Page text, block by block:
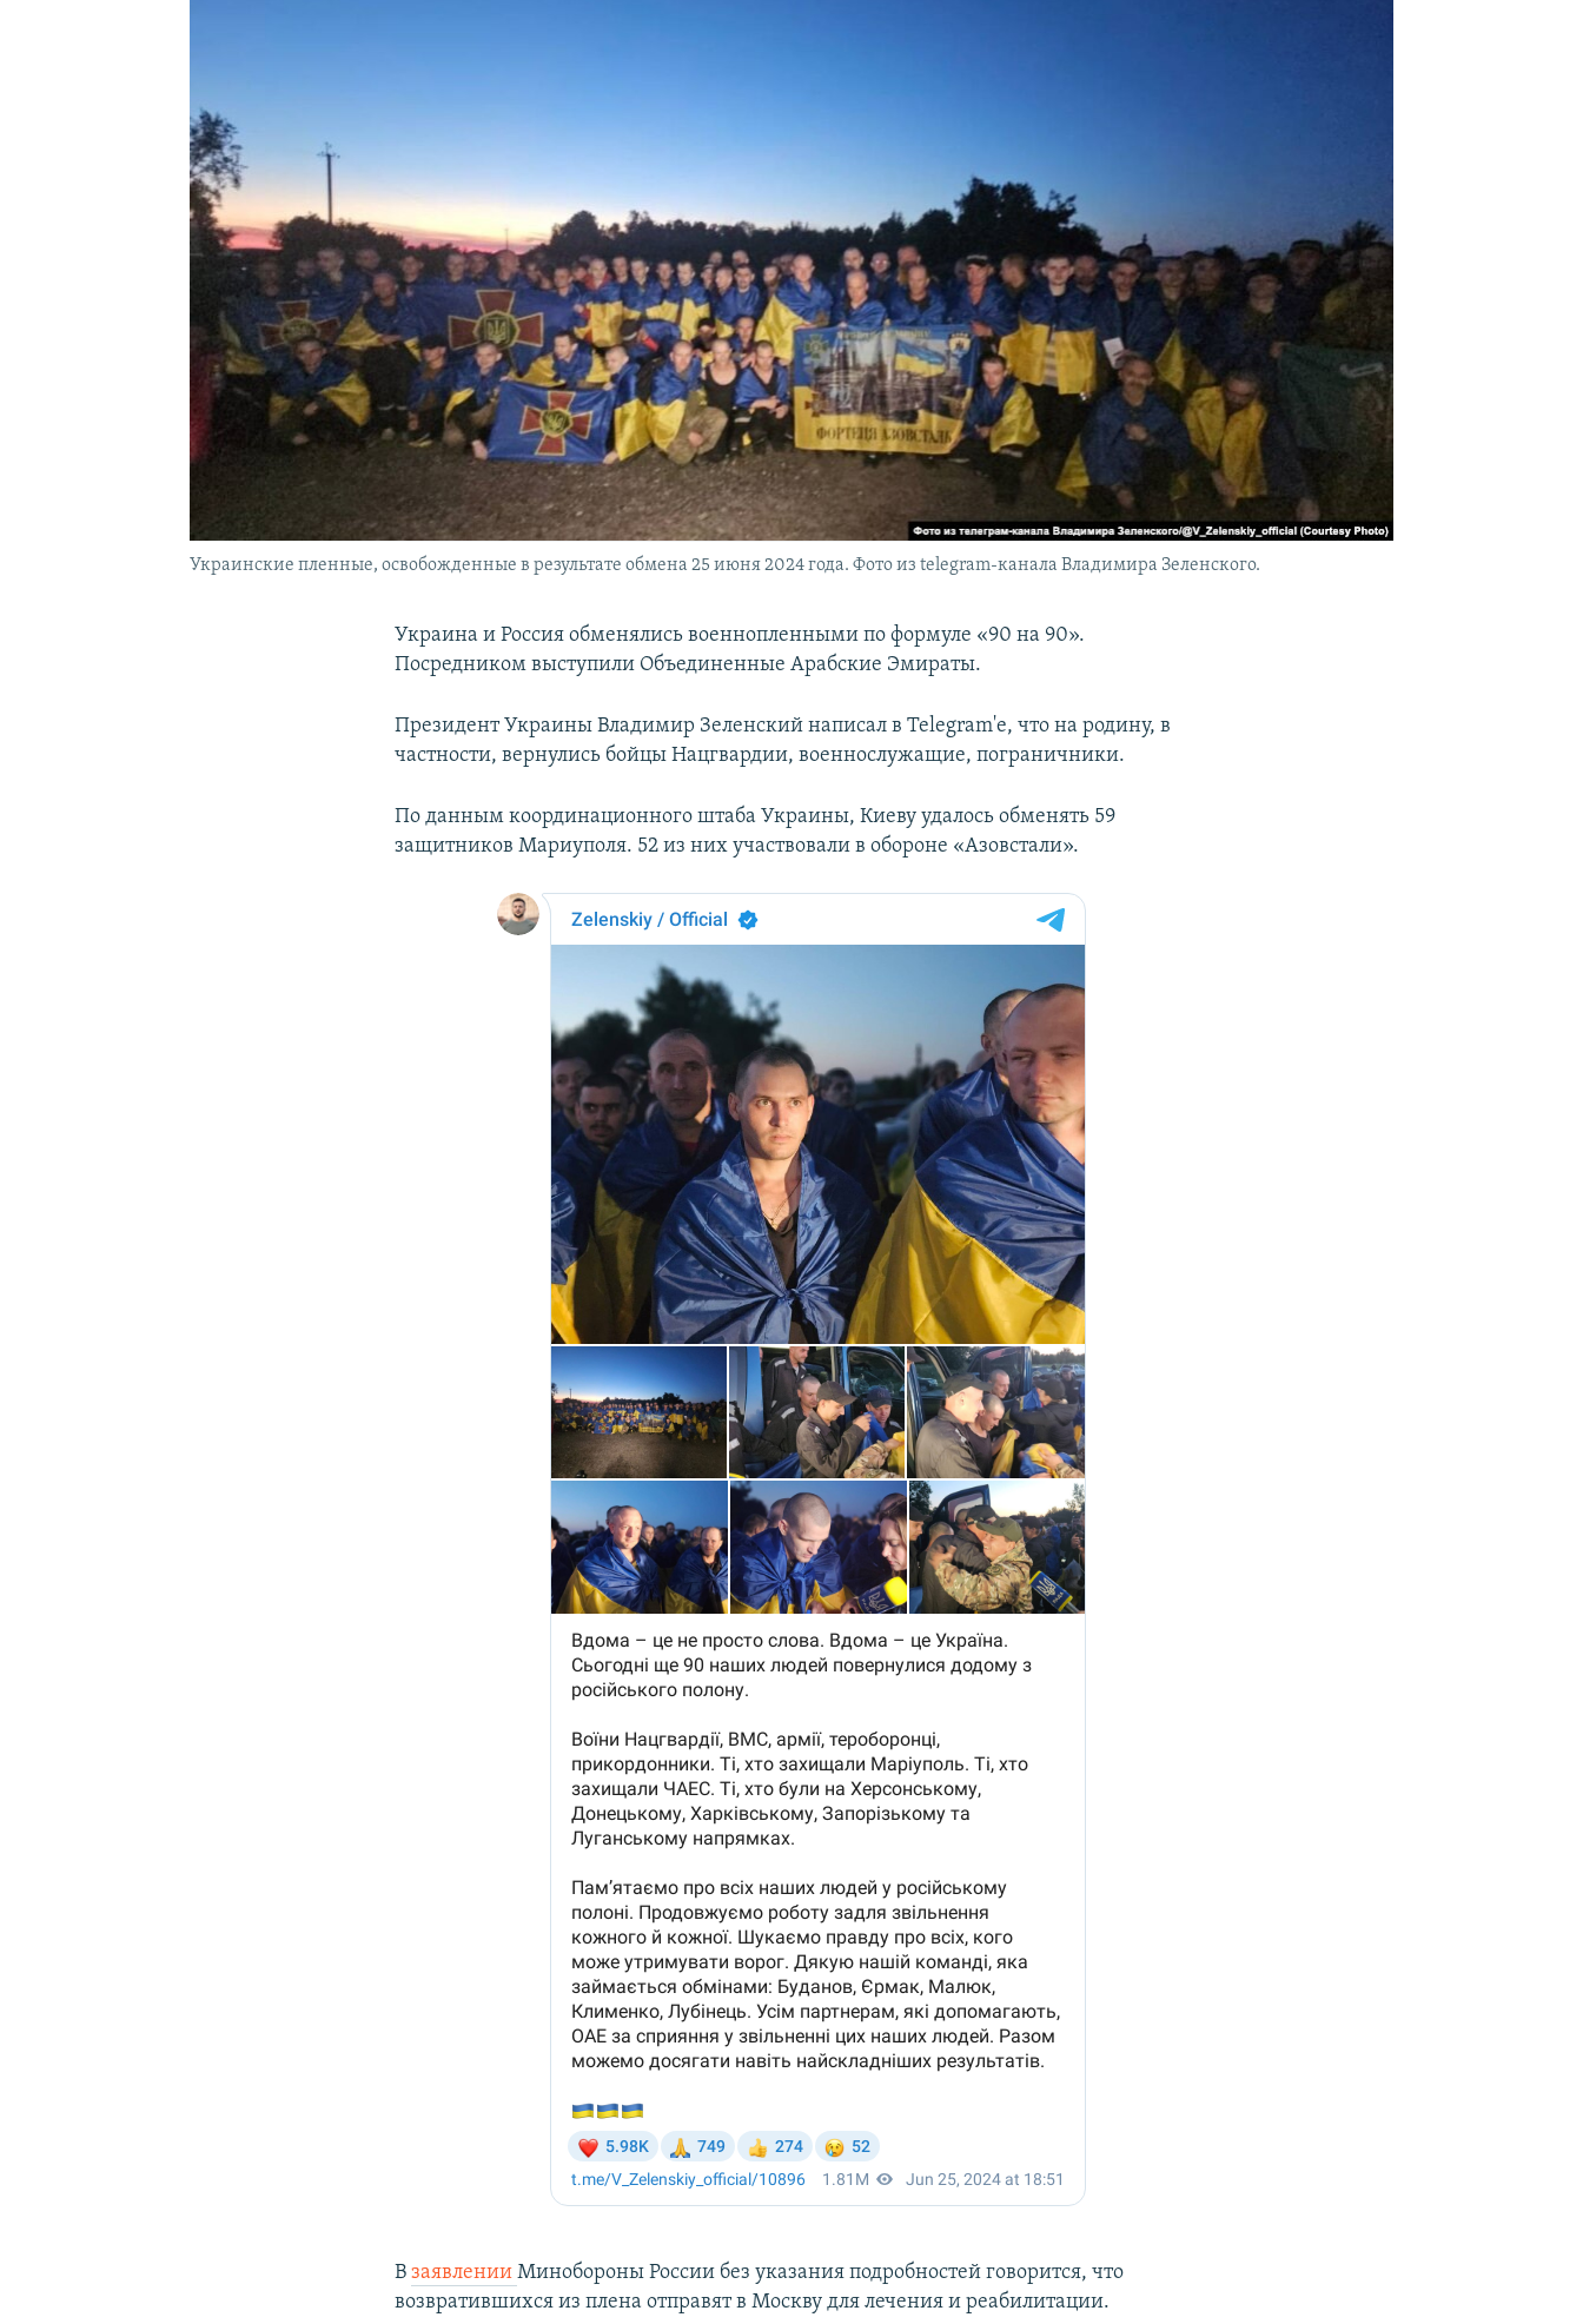
Украинские пленные, освобожденные в результате обмена 25 июня 2024 года. Фото из telegram-канала Владимира Зеленского.
Украина и Россия обменялись военнопленными по формуле «90 на 90».
Посредником выступили Объединенные Арабские Эмираты.
Президент Украины Владимир Зеленский написал в Telegram'е, что на родину, в
частности, вернулись бойцы Нацгвардии, военнослужащие, пограничники.
По данным координационного штаба Украины, Киеву удалось обменять 59
защитников Мариуполя. 52 из них участвовали в обороне «Азовстали».
ВзаявленииМинобороны России без указания подробностей говорится, что
возвратившихся из плена отправят в Москву для лечения и реабилитации.